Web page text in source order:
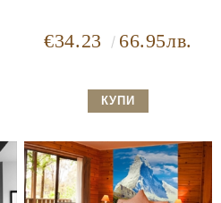
€34.23 66.95лв.